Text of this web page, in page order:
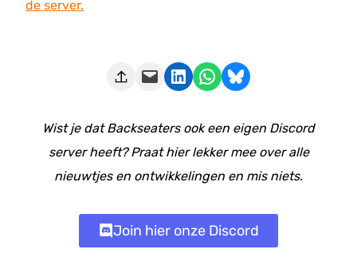
de server.
Deze pagina e-mailen Delen op LinkedIn Delen via WhatsApp Share on Bluesky
Wist je dat Backseaters ook een eigen Discord
server heeft? Praat hier lekker mee over alle
nieuwtjes en ontwikkelingen en mis niets.
Join hier onze Discord